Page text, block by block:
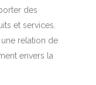
des
et services.
relation de
envers la